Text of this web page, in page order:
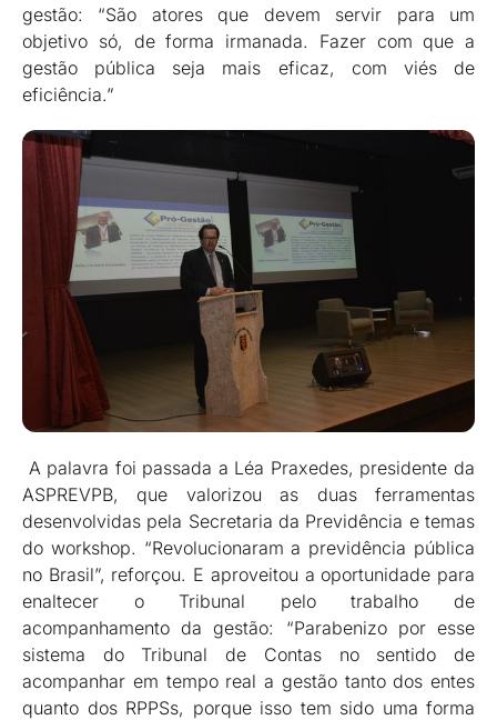
gestão: “São atores que devem servir para um
objetivo só, de forma irmanada. Fazer com que a
gestão pública seja mais eficaz, com viés de
eficiência.”
A palavra foi passada a Léa Praxedes, presidente da
ASPREVPB, que valorizou as duas ferramentas
desenvolvidas pela Secretaria da Previdência e temas
do workshop. “Revolucionaram a previdência pública
no Brasil”, reforçou. E aproveitou a oportunidade para
enaltecer o Tribunal pelo trabalho de
acompanhamento da gestão: “Parabenizo por esse
sistema do Tribunal de Contas no sentido de
acompanhar em tempo real a gestão tanto dos entes
quanto dos RPPSs, porque isso tem sido uma forma